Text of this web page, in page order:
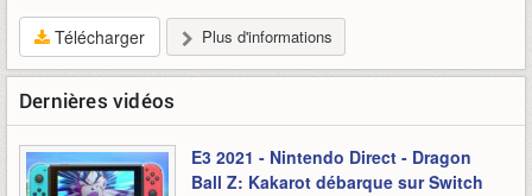
Télécharger Plus d'informations
Dernières vidéos
E3 2021 - Nintendo Direct - Dragon
Ball Z: Kakarot débarque sur Switch